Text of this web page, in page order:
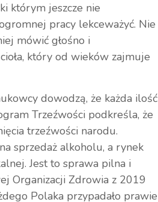
którym jeszcze nie
pracy lekceważyć. Nie
mówić głośno i
który od wieków zajmuje
dowodzą, że każda ilość
Trzeźwości podkreśla, że
trzeźwości narodu.
sprzedaż alkoholu, a rynek
Jest to sprawa pilna i
Organizacji Zdrowia z 2019
Polaka przypadało prawie